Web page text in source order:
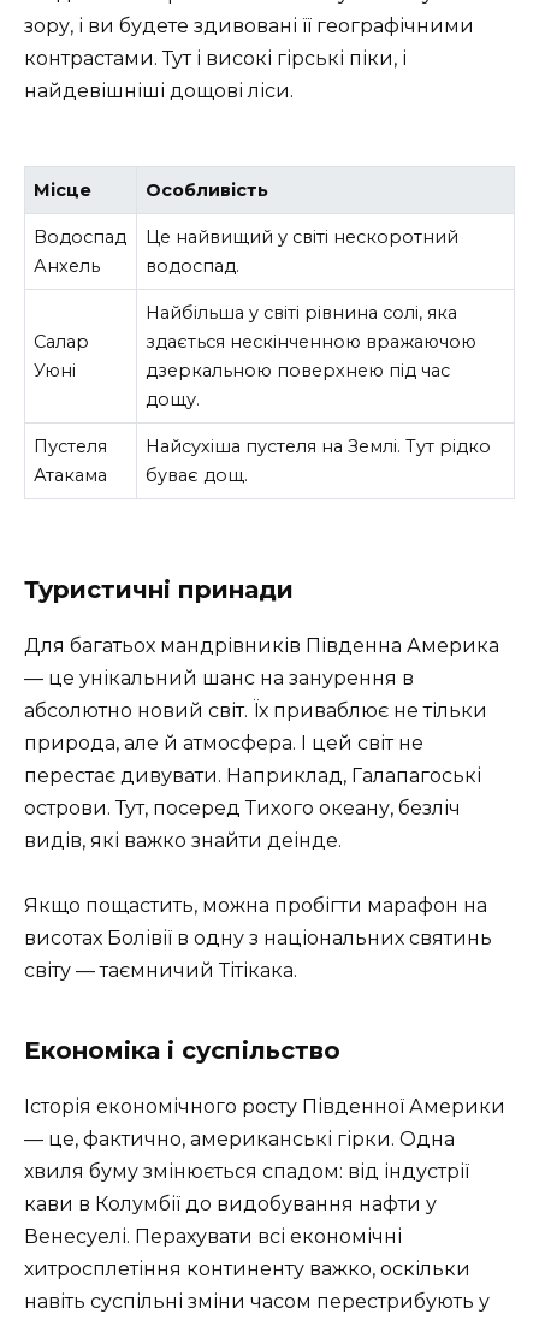
зору, і ви будете здивовані її географічними
контрастами. Тут і високі гірські піки, і
найдевішніші дощові ліси.
Місце Особливість
Водоспад
Анхель
Це найвищий у світі нескоротний
водоспад.
Салар
Уюні
Найбільша у світі рівнина солі, яка
здається нескінченною вражаючою
дзеркальною поверхнею під час
дощу.
Пустеля
Атакама
Найсухіша пустеля на Землі. Тут рідко
буває дощ.
Туристичні принади
Для багатьох мандрівників Південна Америка
— це унікальний шанс на занурення в
абсолютно новий світ. Їх приваблює не тільки
природа, але й атмосфера. І цей світ не
перестає дивувати. Наприклад, Галапагоські
острови. Тут, посеред Тихого океану, безліч
видів, які важко знайти деінде.
Якщо пощастить, можна пробігти марафон на
висотах Болівії в одну з національних святинь
світу — таємничий Тітікака.
Економіка і суспільство
Історія економічного росту Південної Америки
— це, фактично, американські гірки. Одна
хвиля буму змінюється спадом: від індустрії
кави в Колумбії до видобування нафти у
Венесуелі. Перахувати всі економічні
хитросплетіння континенту важко, оскільки
навіть суспільні зміни часом перестрибують у